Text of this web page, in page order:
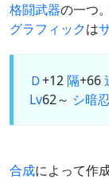
格闘武器の一つ。
グラフィックは
Ｄ+12隔+66
Lv62～ シ暗忍
合成によって作